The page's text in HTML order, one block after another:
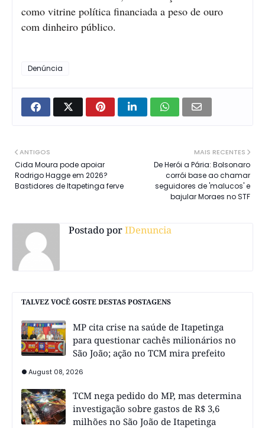
como vitrine política financiada a peso de ouro
com dinheiro público.
Denúncia
MAIS RECENTES
De Herói a Pária: Bolsonaro
corrói base ao chamar
seguidores de 'malucos' e
bajular Moraes no STF
ANTIGOS
Cida Moura pode apoiar
Rodrigo Hagge em 2026?
Bastidores de Itapetinga ferve
Postado porIDenuncia
TALVEZ VOCÊ GOSTE DESTAS POSTAGENS
MP cita crise na saúde de Itapetinga
para questionar cachês milionários no
São João; ação no TCM mira prefeito
August 08, 2026
TCM nega pedido do MP, mas determina
investigação sobre gastos de R$ 3,6
milhões no São João de Itapetinga